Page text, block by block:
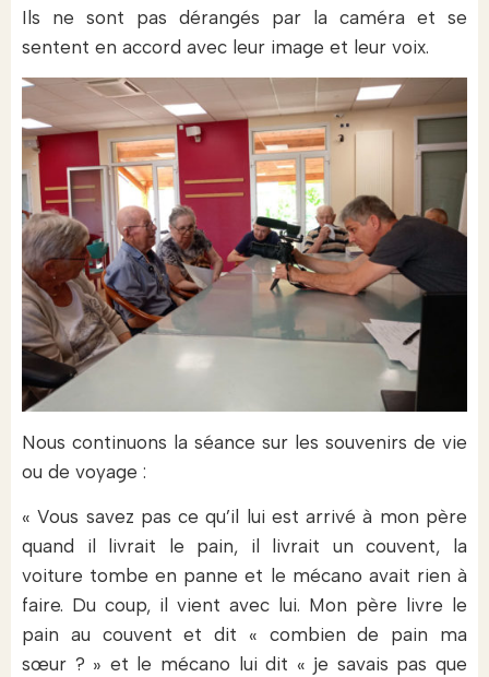
Ils ne sont pas dérangés par la caméra et se
sentent en accord avec leur image et leur voix.
Nous continuons la séance sur les souvenirs de vie
ou de voyage :
« Vous savez pas ce qu’il lui est arrivé à mon père
quand il livrait le pain, il livrait un couvent, la
voiture tombe en panne et le mécano avait rien à
faire. Du coup, il vient avec lui. Mon père livre le
pain au couvent et dit « combien de pain ma
sœur ? » et le mécano lui dit « je savais pas que